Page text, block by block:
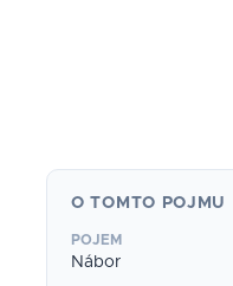
O TOMTO POJMU
POJEM
Nábor